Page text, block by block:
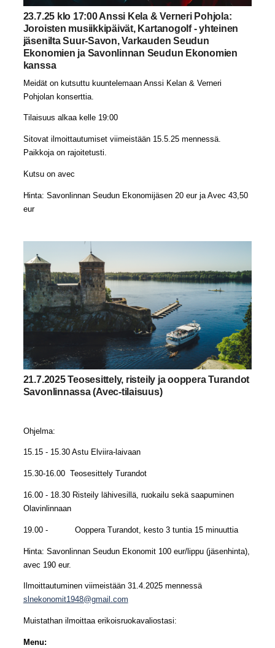
23.7.25 klo 17:00 Anssi Kela & Verneri Pohjola:
Joroisten musiikkipäivät, Kartanogolf - yhteinen
jäsenilta Suur-Savon, Varkauden Seudun
Ekonomien ja Savonlinnan Seudun Ekonomien
kanssa
Meidät on kutsuttu kuuntelemaan Anssi Kelan & Verneri
Pohjolan konserttia.
Tilaisuus alkaa kelle 19:00
Sitovat ilmoittautumiset viimeistään 15.5.25 mennessä.
Paikkoja on rajoitetusti.
Kutsu on avec
Hinta: Savonlinnan Seudun Ekonomijäsen 20 eur ja Avec 43,50
eur
21.7.2025 Teosesittely, risteily ja ooppera Turandot
Savonlinnassa (Avec-tilaisuus)
Ohjelma:
15.15 - 15.30 Astu Elviira-laivaan
15.30-16.00 Teosesittely Turandot
16.00 - 18.30 Risteily lähivesillä, ruokailu sekä saapuminen
Olavinlinnaan
19.00 - Ooppera Turandot, kesto 3 tuntia 15 minuuttia
Hinta: Savonlinnan Seudun Ekonomit 100 eur/lippu (jäsenhinta),
avec 190 eur.
Ilmoittautuminen viimeistään 31.4.2025 mennessä
slnekonomit1948@gmail.com
Muistathan ilmoittaa erikoisruokavaliostasi:
Menu: